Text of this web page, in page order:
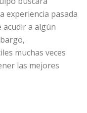
experiencia pasada
acudir a algún
muchas veces
las mejores